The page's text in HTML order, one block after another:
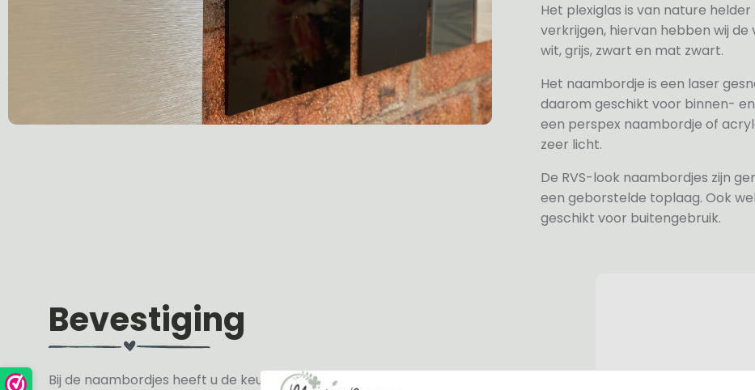
Het plexiglas is van nature
verkrijgen, hiervan hebben wij
wit, grijs, zwart en mat zwart.
Het naambordje is een laser
daarom geschikt voor binnen-
een perspex naambordje of
zeer licht.
De RVS-look naambordjes zijn
een geborstelde toplaag. Ook
geschikt voor buitengebruik.
Bevestiging
Bij de naambordjes heeft u de keuze uit 3 soorten bevestiging. Standaard worden